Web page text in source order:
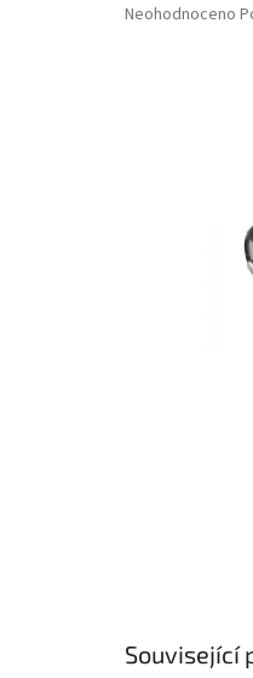
Průměrné
Neohodnoceno
Související